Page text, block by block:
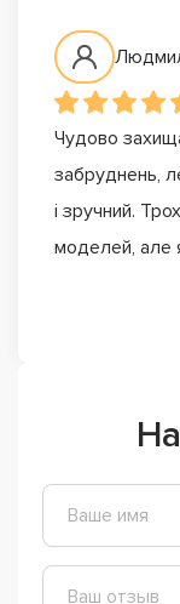
Чудово
забруднень,
і зручний.
моделей, але